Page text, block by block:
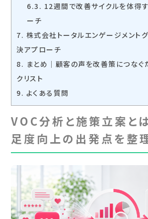
6.3. 12週間で改善サイクルを体得
ーチ
7. 株式会社トータルエンゲージメント
決アプローチ
8. まとめ｜顧客の声を改善策につなぐ
クリスト
9. よくある質問
VOC分析と施策立案と
足度向上の出発点を整